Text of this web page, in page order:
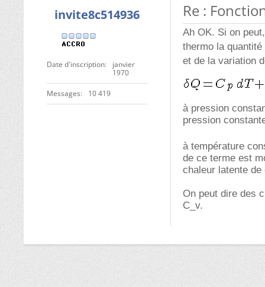
invite8c514936
Date d'inscription
janvier
1970
Messages 10 419
Re :
Ah OK. Si on
thermo la
et de la variation
à pression
pression
à température
de ce terme est
chaleur latente
On peut dire des
C_v.